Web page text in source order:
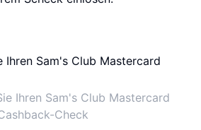
Ihren Sam's Club Mastercard
Check